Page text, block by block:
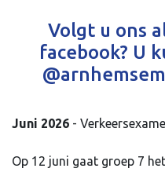
Volgt u ons
facebook? U
Juni 2026 -
Op 12 juni gaat groep 7